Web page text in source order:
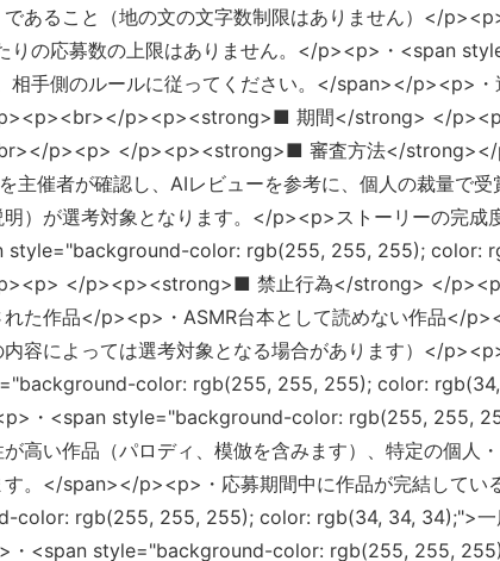
あること（地の文の文字数制限はありません）</
りの応募数の上限はありません。</p><p>・<span
相手側のルールに従ってください。</span></p><p>・
p><p><strong>■ 期間</strong> </
p><p> </p><p><strong>■ 審査方法</
催者が確認し、AIレビューを参考に、個人の裁量で
）が選考対象となります。</p><p>ストーリーの完成
style="background-color: rgb(255, 255, 255); color:
</p><p><strong>■ 禁止行為</strong> </p><p>
た作品</p><p>・ASMR台本として読めない作品</
内容によっては選考対象となる場合があります）
color: rgb(255, 255, 255); color: rgb(34,
・<span style="background-color: rgb(255, 255,
高い作品（パロディ、模倣を含みます）、特定の個人
。</span></p><p>・応募期間中に作品が完結して
rgb(255, 255, 255); color: rgb(34, 34, 34);">一
<span style="background-color: rgb(255, 255,